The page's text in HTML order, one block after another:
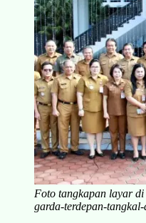
Foto tangkapan layar
garda-terdepan-